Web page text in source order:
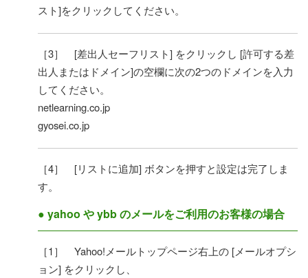
スト]をクリックしてください。
［3］ [差出人セーフリスト] をクリックし [許可する差
出人またはドメイン]の空欄に次の2つのドメインを入力
してください。
netlearning.co.jp
gyosei.co.jp
［4］ [リストに追加] ボタンを押すと設定は完了しま
す。
● yahoo や ybb のメールをご利用のお客様の場合
［1］ Yahoo!メールトップページ右上の [メールオプシ
ョン] をクリックし、